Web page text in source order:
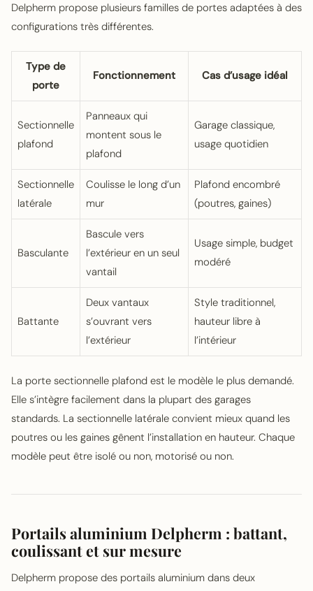
Delpherm propose plusieurs familles de portes adaptées à des
configurations très différentes.
Type de
porte
Fonctionnement Cas d’usage idéal
Sectionnelle
plafond
Panneaux qui
montent sous le
plafond
Garage classique,
usage quotidien
Sectionnelle
latérale
Coulisse le long d’un
mur
Plafond encombré
(poutres, gaines)
Basculante
Bascule vers
l’extérieur en un seul
vantail
Usage simple, budget
modéré
Battante
Deux vantaux
s’ouvrant vers
l’extérieur
Style traditionnel,
hauteur libre à
l’intérieur
La porte sectionnelle plafond est le modèle le plus demandé.
Elle s’intègre facilement dans la plupart des garages
standards. La sectionnelle latérale convient mieux quand les
poutres ou les gaines gênent l’installation en hauteur. Chaque
modèle peut être isolé ou non, motorisé ou non.
Portails aluminium Delpherm : battant,
coulissant et sur mesure
Delpherm propose des portails aluminium dans deux